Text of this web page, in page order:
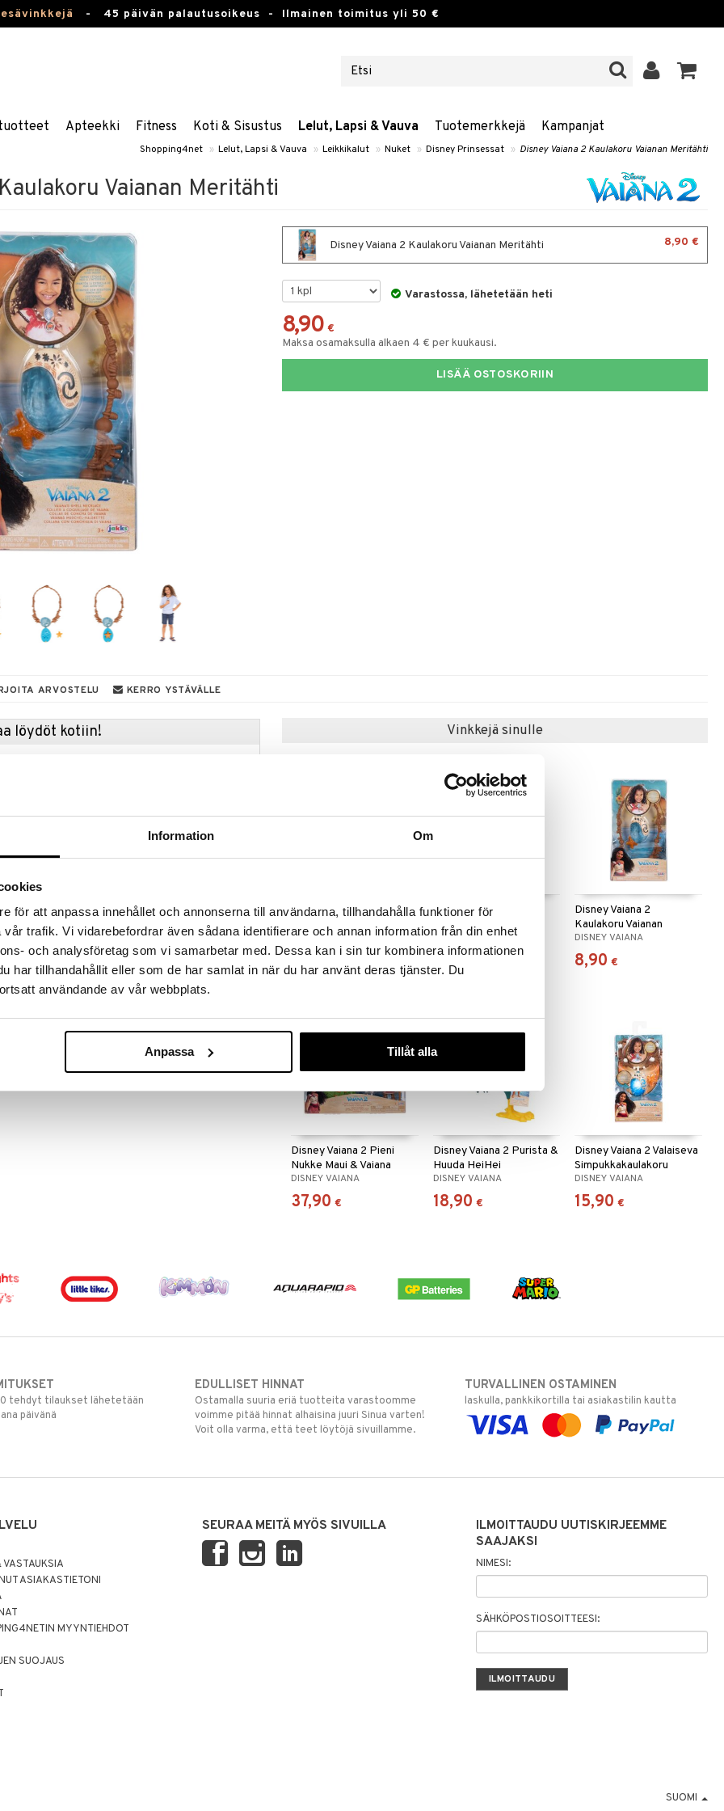
Information Om
för att anpassa innehållet och annonserna till användarna, tillhandahålla funktioner för
trafik. Vi vidarebefordrar även sådana identifierare och annan information från din enhet
och analysföretag som vi samarbetar med. Dessa kan i sin tur kombinera informationen
har tillhandahållit eller som de har samlat in när du har använt deras tjänster. Du
användande av vår webbplats.
Anpassa Tillåt alla
- 45 päivän palautusoikeus - Ilmainen toimitus yli 50 €
Apteekki Fitness Koti & Sisustus Lelut, Lapsi & Vauva Tuotemerkkejä Kampanjat
Shopping4net » Lelut, Lapsi & Vauva » Leikkikalut » Nuket » Disney Prinsessat » Disney Vaiana 2 Kaulakoru Vaianan Meritähti
Vaianan Meritähti
Disney Vaiana 2 Kaulakoru Vaianan Meritähti 8,90 €
Varastossa, lähetetään heti
8,90 €
Maksa osamaksulla alkaen 4 € per kuukausi.
LISÄÄ OSTOSKORIIN
ARVOSTELU KERRO YSTÄVÄLLE
löydöt kotiin!
joka sopii varmasti hänen
simpukkakaulakoru on sininen
meritähti, aivan kuten Vaianalla, jotta voit
Vinkkejä sinulle
Disguise Disney-
prinsessa Vaiana
DISGUISE
24,90 €
Disney Taapero Nukke
Vaiana 2
DISNEY VAIANA
37,90
Disney Vaiana 2
Kaulakoru Vaianan
Meritähti
DISNEY VAIANA
8,90 €
Disney Vaiana 2 Pieni
Nukke Maui & Vaiana
DISNEY VAIANA
37,90 €
Disney Vaiana 2 Purista &
Huuda HeiHei
DISNEY VAIANA
18,90 €
Disney Vaiana 2 Valaiseva
Simpukkakaulakoru
DISNEY VAIANA
15,90 €
tehdyt tilaukset lähetetään
päivänä
EDULLISET HINNAT
Ostamalla suuria eriä tuotteita varastoomme
voimme pitää hinnat alhaisina juuri Sinua varten!
Voit olla varma, että teet löytöjä sivuillamme.
TURVALLINEN OSTAMINEN
laskulla, pankkikortilla tai asiakastilin kautta
ASIAKASTIETONI
MYYNTIEHDOT
SUOJAUS
SEURAA MEITÄ MYÖS SIVUILLA
ILMOITTAUDU UUTISKIRJEEMME
SAAJAKSI
NIMESI:
SÄHKÖPOSTIOSOITTEESI:
SUOMI